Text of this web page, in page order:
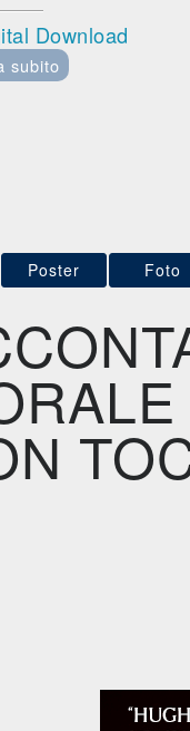
Download
subito
Poster Foto